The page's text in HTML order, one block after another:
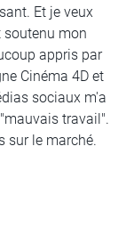
Et je veux
soutenu mon
appris par
Cinéma 4D et
sociaux m'a
travail".
sur le marché.